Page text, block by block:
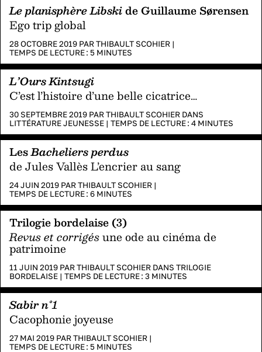
Le planisphère Libskide Guillaume Sørensen
Ego trip global
28 OCTOBRE 2019 PARTHIBAULT SCOHIER |
TEMPS DE LECTURE : 5 MINUTES
L’Ours Kintsugi
C’est l’histoire d’une belle cicatrice…
30 SEPTEMBRE 2019 PARTHIBAULT SCOHIER DANS
LITTÉRATURE JEUNESSE | TEMPS DE LECTURE : 4 MINUTES
LesBacheliers perdus
de Jules Vallès L’encrier au sang
24 JUIN 2019 PARTHIBAULT SCOHIER |
TEMPS DE LECTURE : 6 MINUTES
Trilogie bordelaise (3)
Revus et corrigésune ode au cinéma de
patrimoine
11 JUIN 2019 PARTHIBAULT SCOHIER DANS TRILOGIE
BORDELAISE | TEMPS DE LECTURE : 3 MINUTES
Sabir n°1
Cacophonie joyeuse
27 MAI 2019 PARTHIBAULT SCOHIER |
TEMPS DE LECTURE : 5 MINUTES